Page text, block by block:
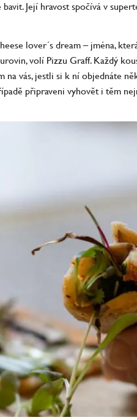
Její hravost spočívá v
lover´s dream – jména,
volí Pizzu Graff. Každý
na vás, jestli si k ní objednáte
připraveni vyhovět i těm